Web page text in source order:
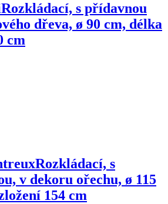
Rozkládací, s přídavnou
dřeva, ø 90 cm, délka
cm
Rozkládací, s
v dekoru ořechu, ø 115
154 cm